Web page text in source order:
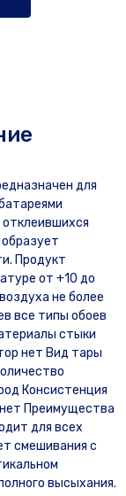
для
Продукт
от +10 до
не более
все типы обоев
стыки
нет Вид тары
Консистенция
Преимущества
для всех
смешивания с
высыхания.